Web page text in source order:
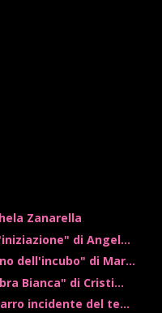
Zanarella
di Angel...
dell'incubo" di Mar...
Bianca" di Cristi...
incidente del te...